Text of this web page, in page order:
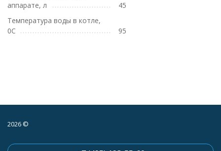
аппарате, л
45
Температура воды в котле,
0С
95
2026 ©